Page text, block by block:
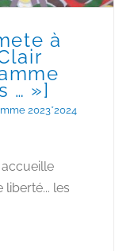
à
… »]
2023*2024
accueille
les